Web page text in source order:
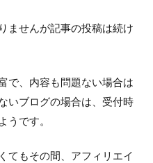
ませんが記事の投稿は続け
で、内容も問題ない場合は
いブログの場合は、受付時
うです。
てもその間、アフィリエイ